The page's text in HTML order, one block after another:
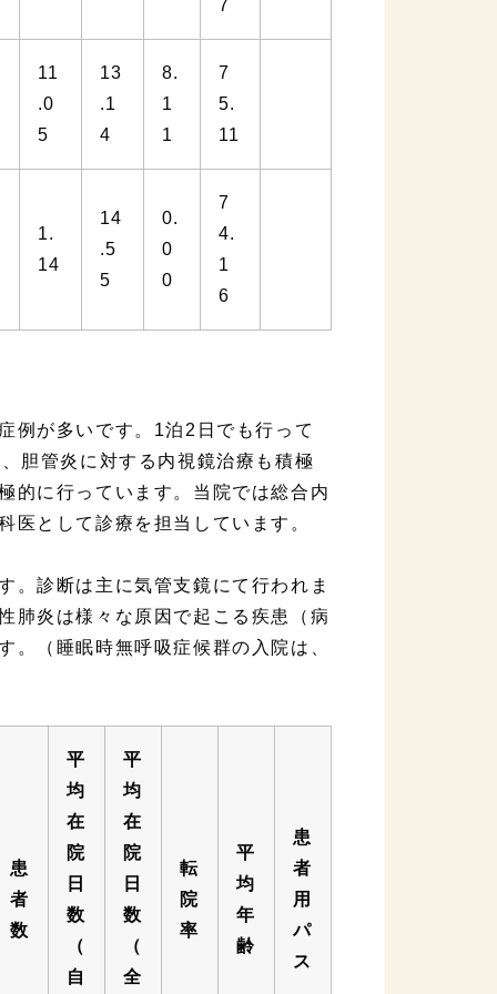
7
11
.0
5
13
.1
4
8.
1
1
7
5.
11
1.
14
14
.5
5
0.
0
0
7
4.
1
6
例が多いです。1泊2日でも行って
胆管炎に対する内視鏡治療も積極
的に行っています。当院では総合内
医として診療を担当しています。
。診断は主に気管支鏡にて行われま
肺炎は様々な原因で起こる疾患（病
。（睡眠時無呼吸症候群の入院は、
患
者
数
平
均
在
院
日
数
（
自
平
均
在
院
日
数
（
全
転
院
率
平
均
年
齢
患
者
用
パ
ス